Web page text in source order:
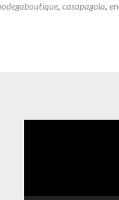
, casapagola,